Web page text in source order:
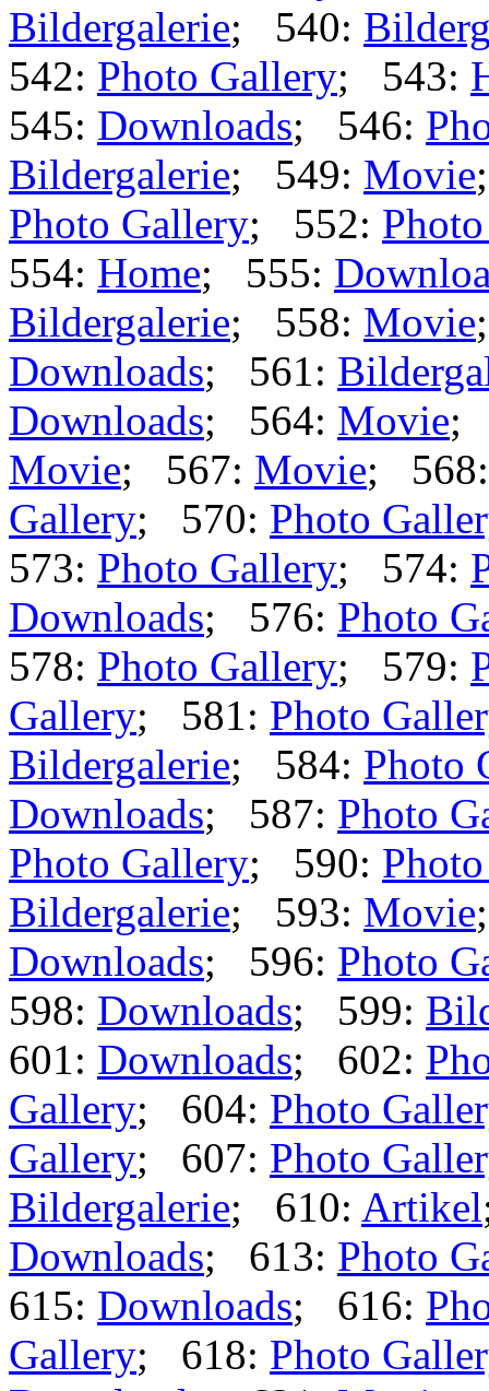
Bildergalerie; 540:
542: Photo Gallery; 543:
545: Downloads; 546:
Bildergalerie; 549: Movie
Photo Gallery; 552:
554: Home; 555:
Bildergalerie; 558: Movie
Downloads; 561:
Downloads; 564: Movie;
Movie; 567: Movie;
Gallery; 570: Photo
573: Photo Gallery; 574:
Downloads; 576: Photo
578: Photo Gallery; 579:
Gallery; 581: Photo
Bildergalerie; 584: Photo
Downloads; 587: Photo
Photo Gallery; 590:
Bildergalerie; 593: Movie
Downloads; 596: Photo
598: Downloads; 599:
601: Downloads; 602:
Gallery; 604: Photo
Gallery; 607: Photo
Bildergalerie; 610: Artikel
Downloads; 613: Photo
615: Downloads; 616:
Gallery; 618: Photo